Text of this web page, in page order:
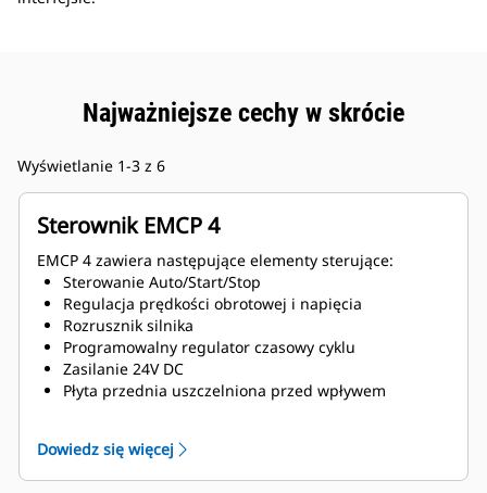
Najważniejsze cechy w skrócie
Wyświetlanie 1-3 z 6
Sterownik EMCP 4
EMCP 4 zawiera następujące elementy sterujące:
Sterowanie Auto/Start/Stop
Regulacja prędkości obrotowej i napięcia
Rozrusznik silnika
Programowalny regulator czasowy cyklu
Zasilanie 24V DC
Płyta przednia uszczelniona przed wpływem
Równoległa praca kilku agregatów prądotwórczych
lub jeden agregat prądotwórczy do jednego źródła
Dowiedz się więcej